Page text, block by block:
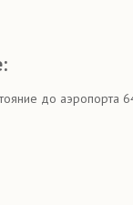
до аэропорта